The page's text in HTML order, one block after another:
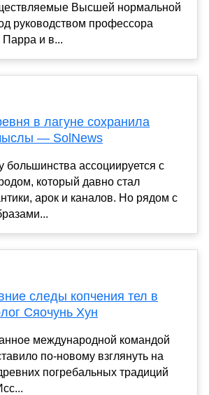
Высшей нормальной
руководством профессора
и в...
в лагуне сохранила
— SolNews
большинства ассоциируется с
который давно стал
арок и каналов. Но рядом с
следы копчения тел в
Сяочунь Хун
международной командой
по-новому взглянуть на
погребальных традиций